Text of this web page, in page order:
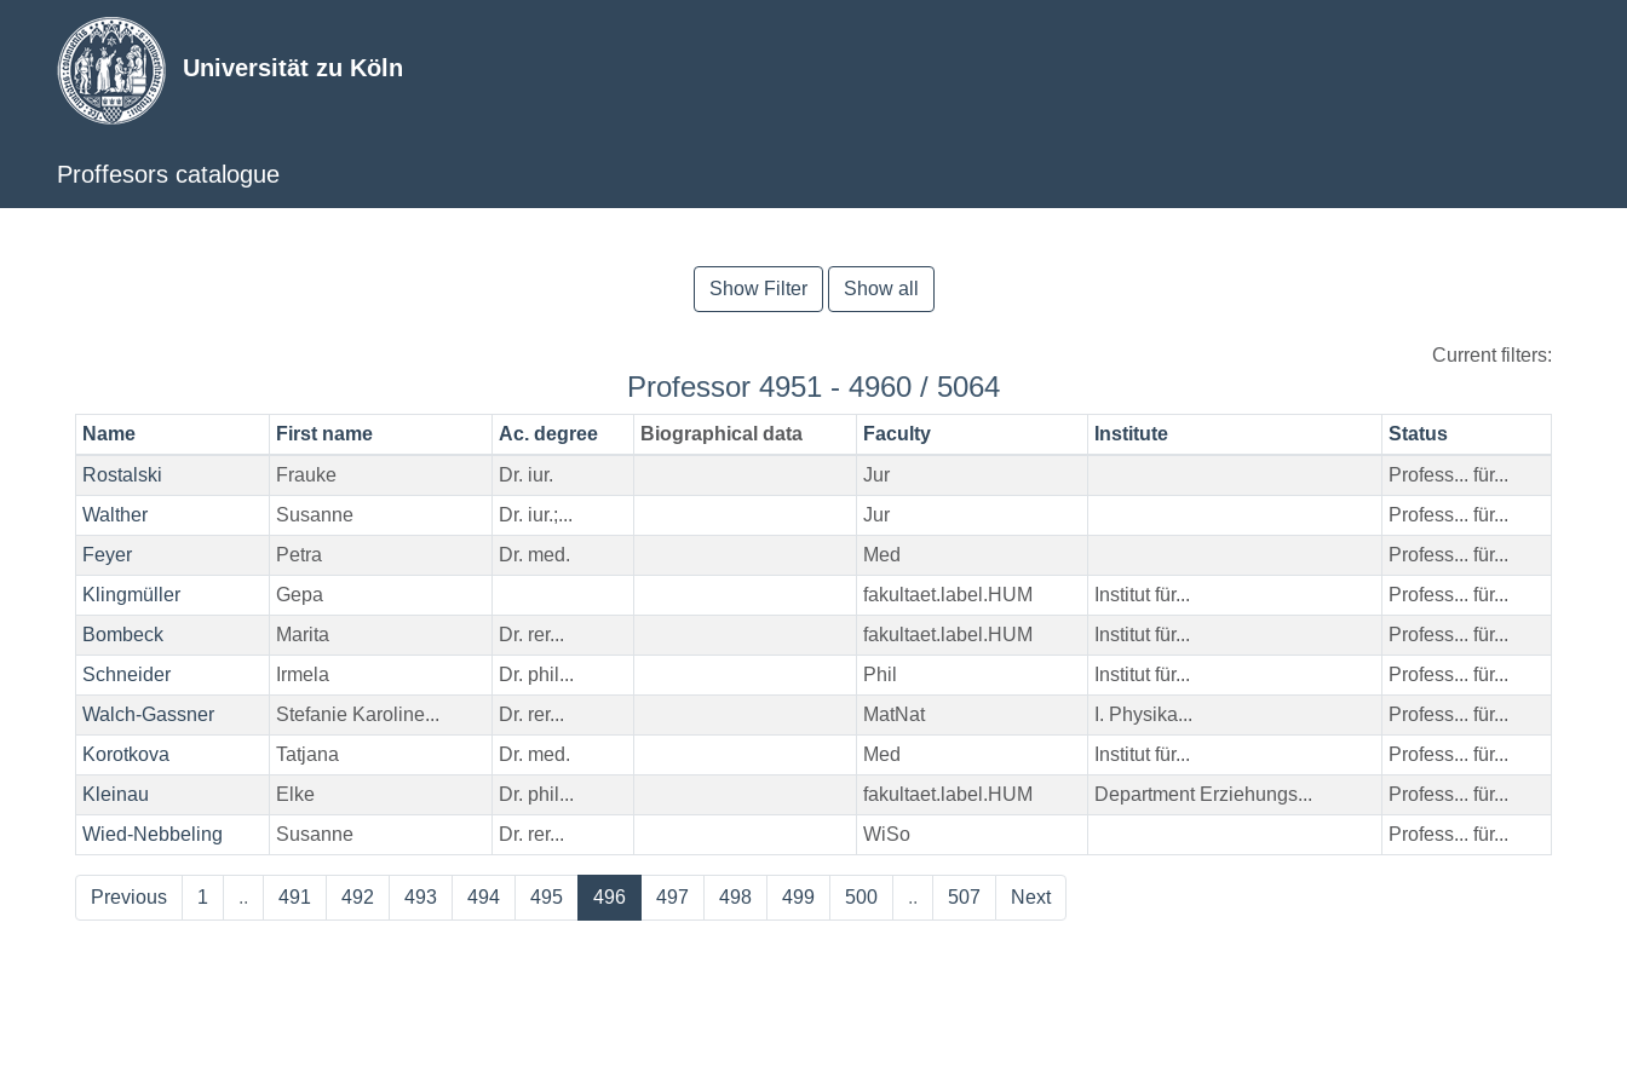
Universität zu Köln
Proffesors catalogue
Show Filter Show all
Current filters:
Professor 4951 - 4960 / 5064
Name First name Ac. degree Biographical data Faculty Institute
Status
Rostalski
Frauke Dr. iur. Jur
Profess... für...
Walther
Susanne Dr. iur.;... Jur
Profess... für...
Feyer
Petra Dr. med. Med
Profess... für...
Klingmüller
Gepa fakultaet.label.HUM Institut für...
Profess... für...
Bombeck
Marita Dr. rer... fakultaet.label.HUM Institut für...
Profess... für...
Schneider
Irmela Dr. phil... Phil Institut für...
Profess... für...
Walch-Gassner
Stefanie Karoline... Dr. rer... MatNat I. Physika...
Profess... für...
Korotkova
Tatjana Dr. med. Med Institut für...
Profess... für...
Kleinau
Elke Dr. phil... fakultaet.label.HUM Department Erziehungs...
Profess... für...
Wied-Nebbeling
Susanne Dr. rer... WiSo Profess... für...
Previous 1 .. 491 492 493 494 495 496 497 498 499 500 .. 507 Next